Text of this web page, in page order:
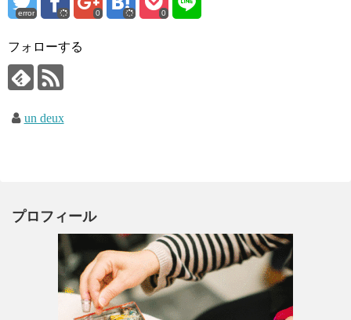
error 0 0
フォローする
un deux
プロフィール